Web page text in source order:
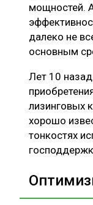
мощностей.
далеко не
основным
Лет 10
лизинговых
хорошо
тонкостях